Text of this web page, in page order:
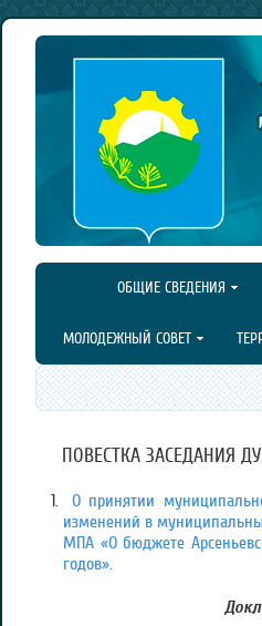
ОБЩИЕ СВЕДЕНИЯ
МОЛОДЕЖНЫЙ СОВЕТ
ПОВЕСТКА ЗАСЕДАНИЯ
О принятии
изменений в
МПА «О бюджете
годов».